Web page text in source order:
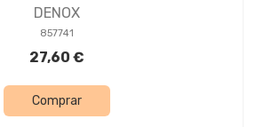
DENOX
857741
27,60 €
Comprar